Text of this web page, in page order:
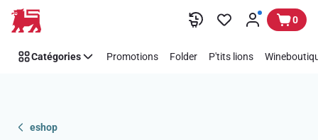
Passer 0
Catégories Promotions Folder P'tits lions
eshop